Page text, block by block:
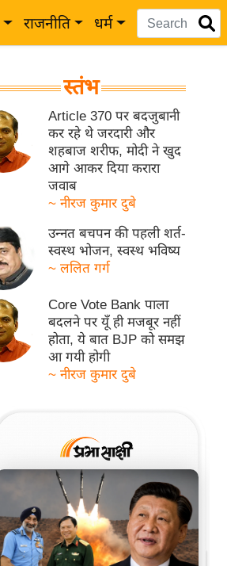
राजनीति धर्म
स्तंभ
Article 370 पर बदजुबानी
कर रहे थे जरदारी और
शहबाज शरीफ, मोदी ने खुद
आगे आकर दिया करारा
जवाब
~ नीरज कुमार दुबे
उन्नत बचपन की पहली शर्त-
स्वस्थ भोजन, स्वस्थ भविष्य
~ ललित गर्ग
Core Vote Bank पाला
बदलने पर यूँ ही मजबूर नहीं
होता, ये बात BJP को समझ
आ गयी होगी
~ नीरज कुमार दुबे